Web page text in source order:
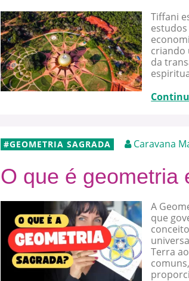
Tiffani
criando
da
GEOMETRIA SAGRADA Caravana
O que é geometria
A
que
Terra